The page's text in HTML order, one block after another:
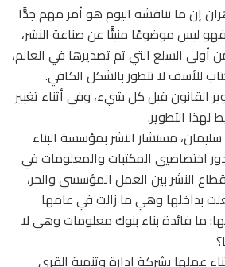
إن ما نناقشه اليوم هو أمر مهم جدًّا
ليس موضوعًا منبتًّا عن صناعة النشر،
السلع التي تم تصديرها في العالم،
للأسف لا تتطور بالشكل الكافي.
القانون قبل كل شيء، وفي أثناء تغيير
لهذا التطوير.
مستشار النشر بمؤسسة البناء
اختصاصيي المكتبات والمعلومات في
النشر بين العمل المؤسسي والحر،
بداخلها وهي ما زالت في عامها
ما فائدة بناء بنوك معلومات وهي لا
عملها بشركة إدارة وتنمية القرى